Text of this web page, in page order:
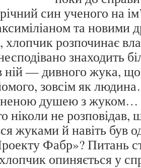
син ученого на
та новими
хлопчик розпочинає
знаходить
ній — дивного жука, що
зовсім як
душею з жуком…
ніколи не розповідав,
жуками й навіть був
Фабр»? Питань
опиняється у